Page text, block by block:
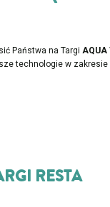
Państwa na Targi AQUA
technologie w
RESTA